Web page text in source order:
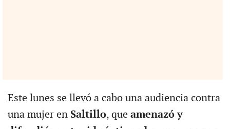
Este lunes se llevó a cabo una audiencia contra
una mujer en Saltillo, que amenazó y